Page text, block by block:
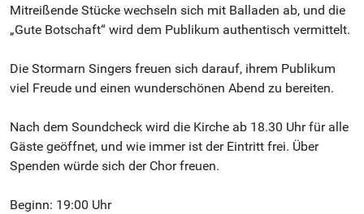
Mitreißende Stücke wechseln sich mit Balladen ab, und die
„Gute Botschaft“ wird dem Publikum authentisch vermittelt.
Die Stormarn Singers freuen sich darauf, ihrem Publikum
viel Freude und einen wunderschönen Abend zu bereiten.
Nach dem Soundcheck wird die Kirche ab 18.30 Uhr für alle
Gäste geöffnet, und wie immer ist der Eintritt frei. Über
Spenden würde sich der Chor freuen.
Beginn: 19:00 Uhr